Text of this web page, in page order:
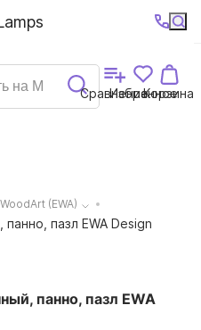
+7 (495)740-
38-68
График
работы
Сравнение
Избранное
Корзина
(EWA)
пазл EWA Design
панно, пазл EWA